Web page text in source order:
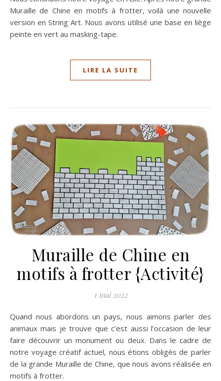
Muraille de Chine en motifs à frotter, voilà une nouvelle
version en String Art. Nous avons utilisé une base en liège
peinte en vert au masking-tape.
LIRE LA SUITE
Muraille de Chine en
motifs à frotter {Activité}
1 mai 2022
Quand nous abordons un pays, nous aimons parler des
animaux mais je trouve que c’est aussi l’occasion de leur
faire découvrir un monument ou deux. Dans le cadre de
notre voyage créatif actuel, nous étions obligés de parler
de la grande Muraille de Chine, que nous avons réalisée en
motifs à frotter.